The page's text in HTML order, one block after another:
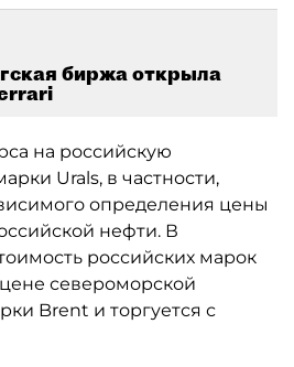
биржа открыла
на российскую
Urals, в частности,
определения цены
нефти. В
российских марок
североморской
Brent и торгуется с